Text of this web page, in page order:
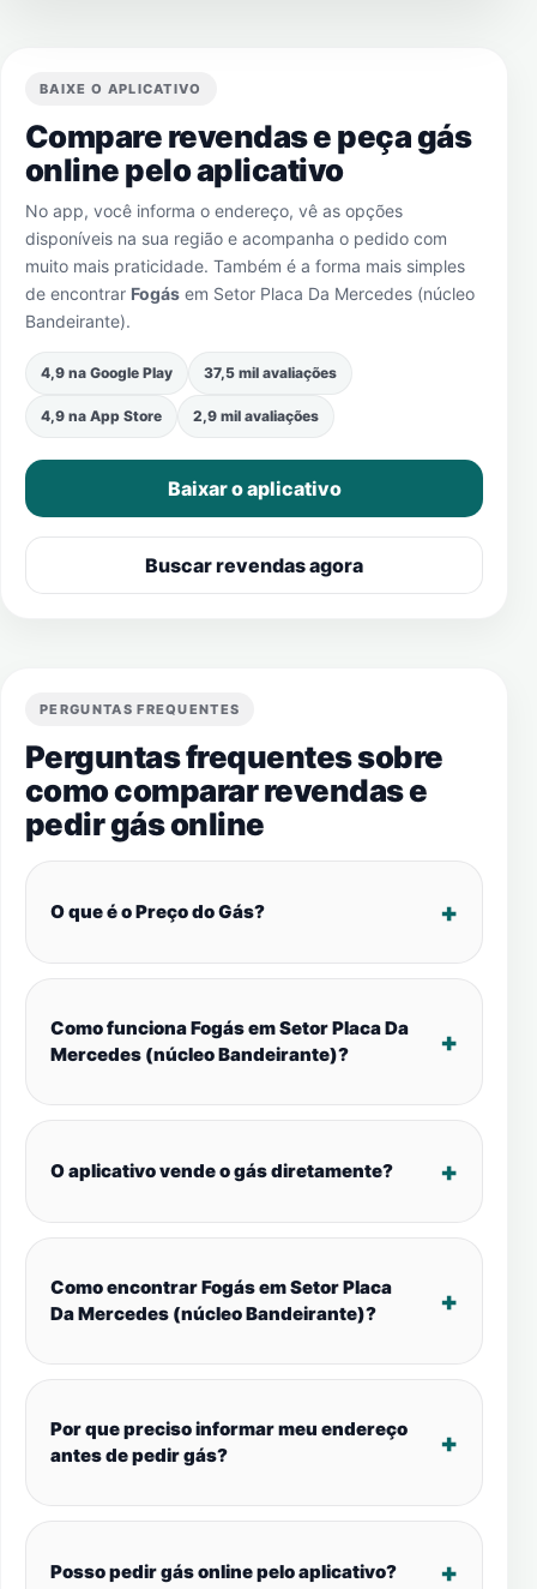
BAIXE O APLICATIVO
Compare revendas e peça gás
online pelo aplicativo
No app, você informa o endereço, vê as opções
disponíveis na sua região e acompanha o pedido com
muito mais praticidade. Também é a forma mais simples
de encontrar Fogás em Setor Placa Da Mercedes (núcleo
Bandeirante).
4,9 na Google Play 37,5 mil avaliações
4,9 na App Store 2,9 mil avaliações
Baixar o aplicativo
Buscar revendas agora
PERGUNTAS FREQUENTES
Perguntas frequentes sobre
como comparar revendas e
pedir gás online
O que é o Preço do Gás?
Como funciona Fogás em Setor Placa Da
Mercedes (núcleo Bandeirante)?
O aplicativo vende o gás diretamente?
Como encontrar Fogás em Setor Placa
Da Mercedes (núcleo Bandeirante)?
Por que preciso informar meu endereço
antes de pedir gás?
Posso pedir gás online pelo aplicativo?